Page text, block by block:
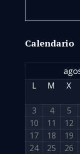
Calendario
L
M X
3
4 5
10
11 12
17
18 19
24
25 26